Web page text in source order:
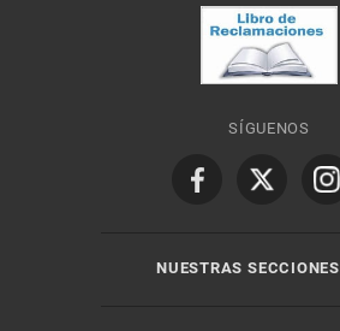
SÍGUENOS
NUESTRAS SECCIONES